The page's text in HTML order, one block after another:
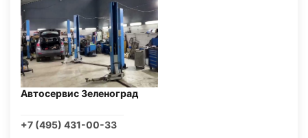
Автосервис Зеленоград
+7 (495) 431-00-33